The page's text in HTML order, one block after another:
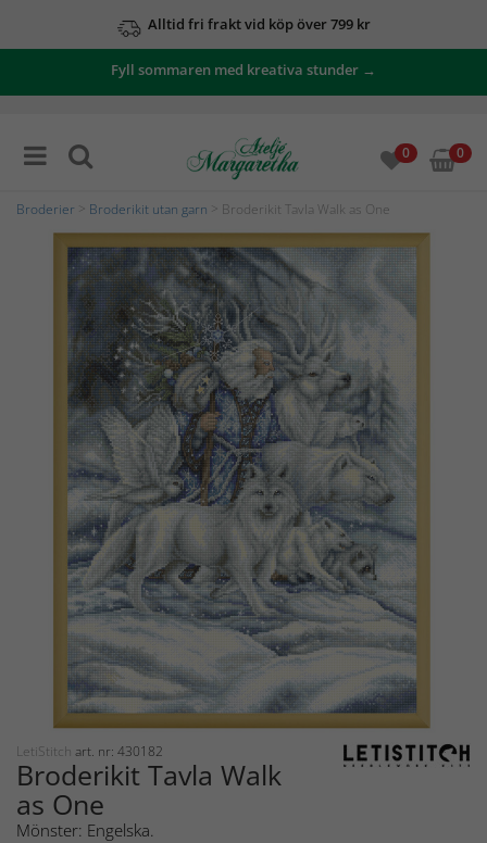
Alltid fri frakt vid köp över 799 kr
Fyll sommaren med kreativa stunder →
0 0
Broderier Broderikit utan garn > Broderikit Tavla Walk as One
LetiStitch art. nr: 430182
Broderikit Tavla Walk
as One
Mönster: Engelska.